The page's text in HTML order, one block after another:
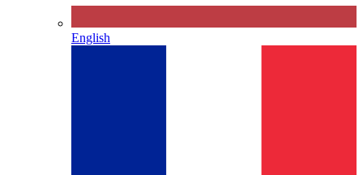
English